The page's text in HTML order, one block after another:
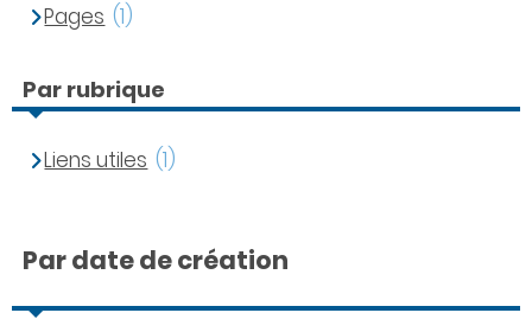
Pages (1)
Par rubrique
Liens utiles (1)
Par date de création